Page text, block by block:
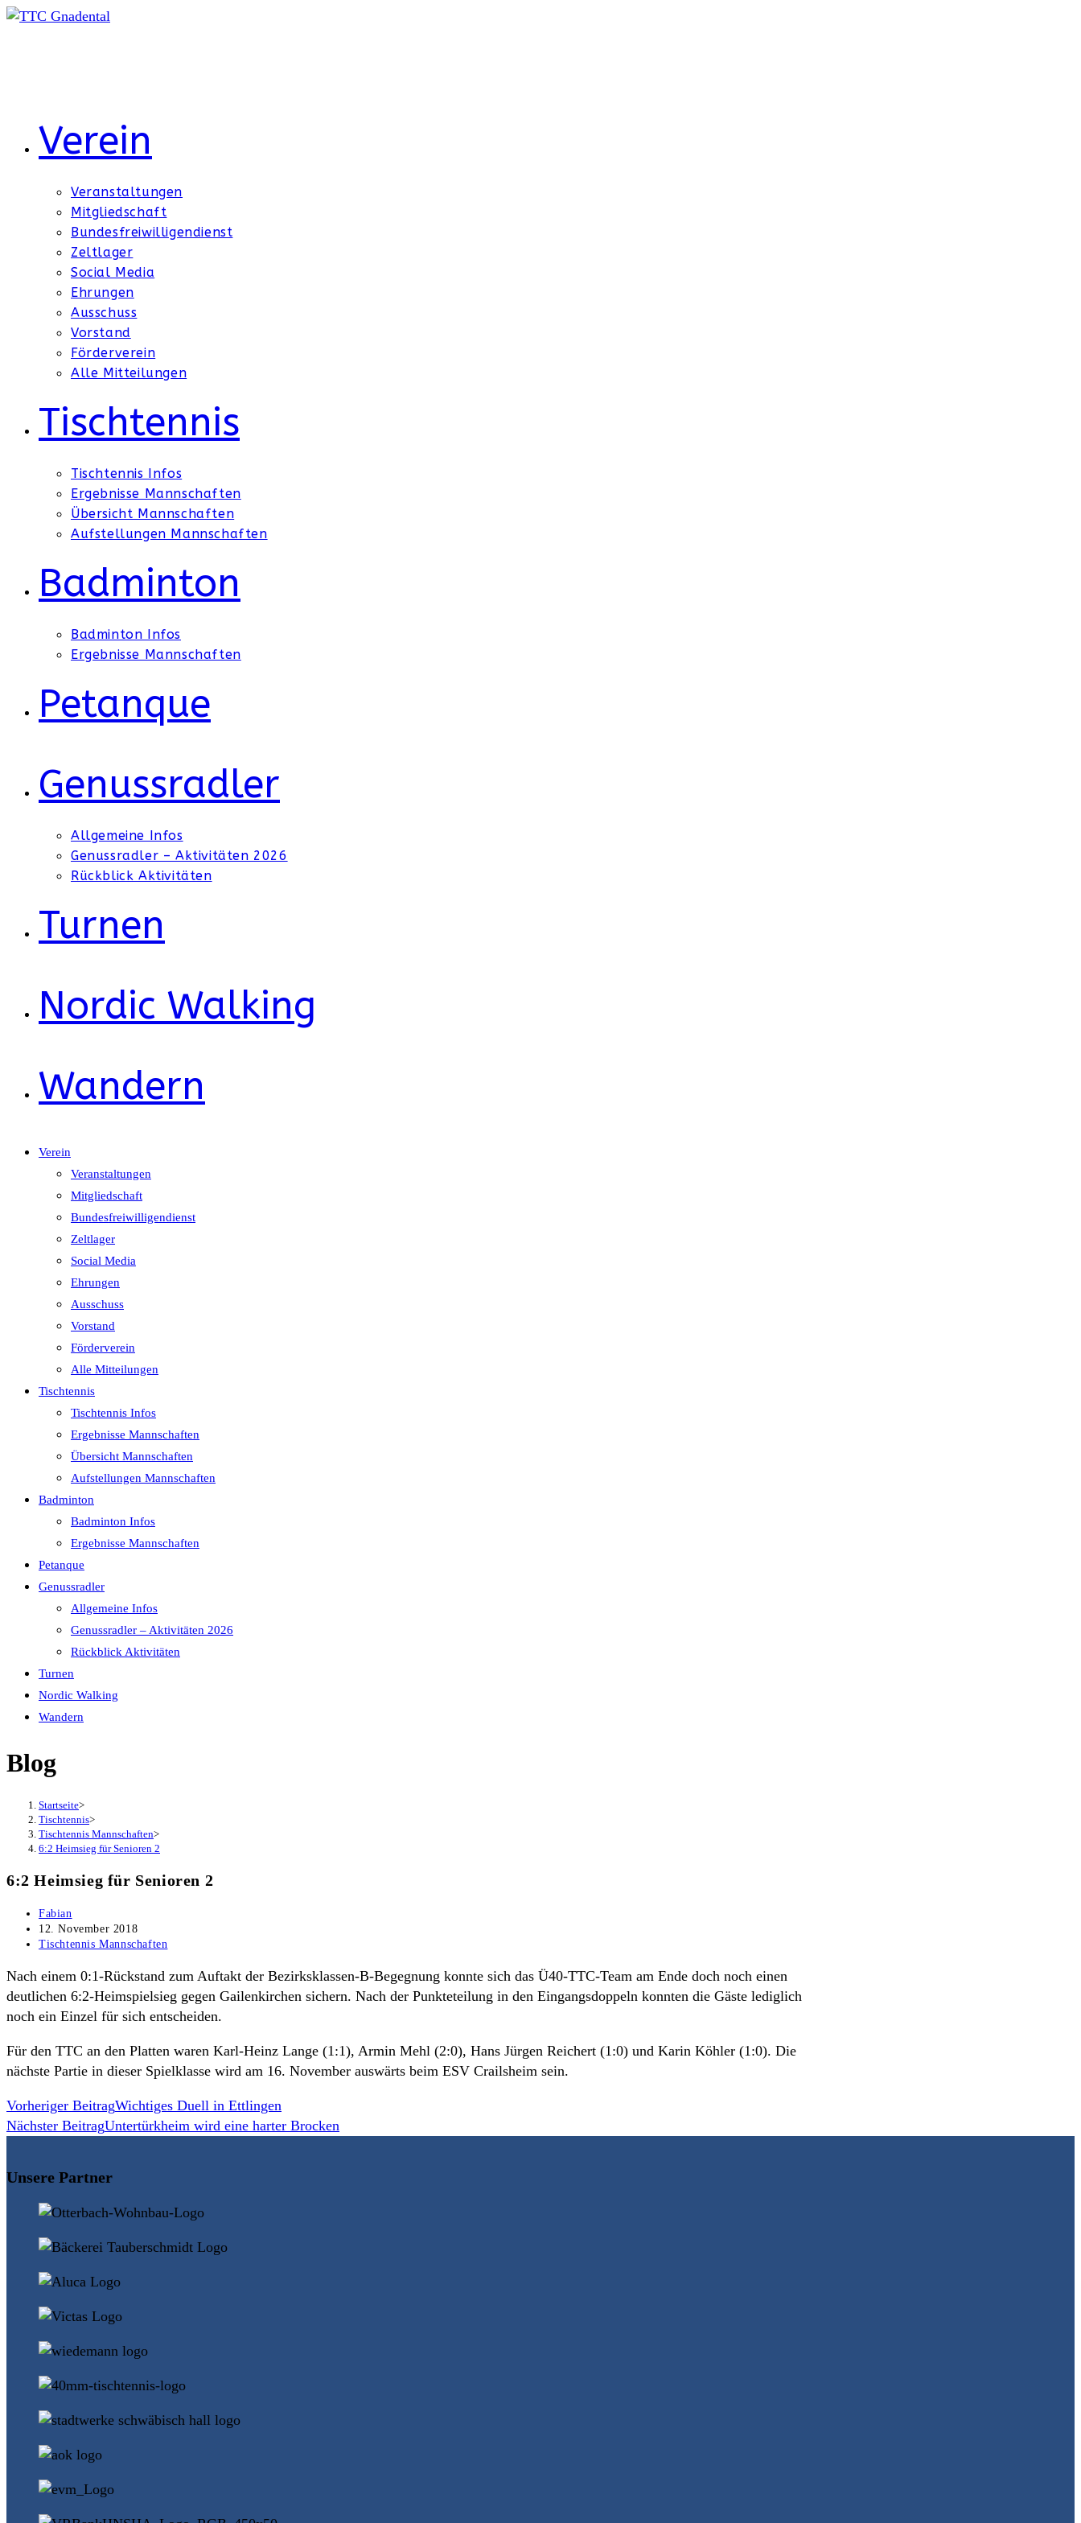
Zum
Verein
Veranstaltungen
Mitgliedschaft
Bundesfreiwilligendienst
Zeltlager
Social Media
Ehrungen
Ausschuss
Vorstand
Förderverein
Alle Mitteilungen
Tischtennis
Tischtennis Infos
Ergebnisse Mannschaften
Übersicht Mannschaften
Aufstellungen Mannschaften
Badminton
Badminton Infos
Ergebnisse Mannschaften
Petanque
Genussradler
Allgemeine Infos
Genussradler – Aktivitäten 2026
Rückblick Aktivitäten
Turnen
Nordic Walking
Wandern
Verein
Veranstaltungen
Mitgliedschaft
Bundesfreiwilligendienst
Zeltlager
Social Media
Ehrungen
Ausschuss
Vorstand
Förderverein
Alle Mitteilungen
Tischtennis
Tischtennis Infos
Ergebnisse Mannschaften
Übersicht Mannschaften
Aufstellungen Mannschaften
Badminton
Badminton Infos
Ergebnisse Mannschaften
Petanque
Genussradler
Allgemeine Infos
Genussradler – Aktivitäten 2026
Rückblick Aktivitäten
Turnen
Nordic Walking
Wandern
Blog
Startseite>
Tischtennis>
Tischtennis Mannschaften>
6:2 Heimsieg für Senioren 2
6:2 Heimsieg für Senioren 2
Beitrags-
Autor:
Fabian
Beitrag
veröffentlicht:
12. November 2018
Beitrags-
Tischtennis Mannschaften
Nach einem 0:1-Rückstand zum Auftakt der Bezirksklassen-B-Begegnung konnte sich das Ü40-TTC-Team am Ende doch noch einen
deutlichen 6:2-Heimspielsieg gegen Gailenkirchen sichern. Nach der Punkteteilung in den Eingangsdoppeln konnten die Gäste lediglich
noch ein Einzel für sich entscheiden.
Für den TTC an den Platten waren Karl-Heinz Lange (1:1), Armin Mehl (2:0), Hans Jürgen Reichert (1:0) und Karin Köhler (1:0). Die
nächste Partie in dieser Spielklasse wird am 16. November auswärts beim ESV Crailsheim sein.
Weitere
Artikel
Vorheriger BeitragWichtiges Duell in Ettlingen
Nächster BeitragUntertürkheim wird eine harter Brocken
Unsere Partner